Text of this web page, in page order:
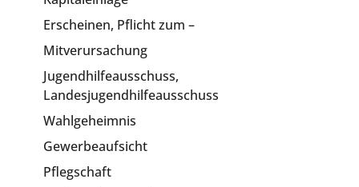
Erscheinen, Pflicht zum –
Mitverursachung
Jugendhilfeausschuss,
Landesjugendhilfeausschuss
Wahlgeheimnis
Gewerbeaufsicht
Pflegschaft